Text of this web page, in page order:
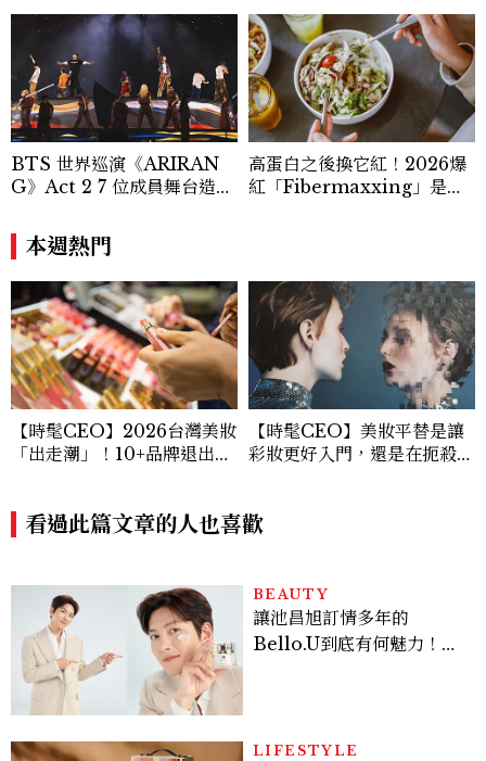
BTS 世界巡演《ARIRAN
G》Act 2 7 位成員舞台造型
高蛋白之後換它紅！2026爆
紅「Fibermaxxing」是什
本週熱門
【時髦CEO】2026台灣美妝
「出走潮」！10+品牌退出百
【時髦CEO】美妝平替是讓
彩妝更好入門，還是在扼殺創
看過此篇文章的人也喜歡
BEAUTY
讓池昌旭訂情多年的
Bello.U到底有何魅力！揭
倦感，超神！
LIFESTYLE